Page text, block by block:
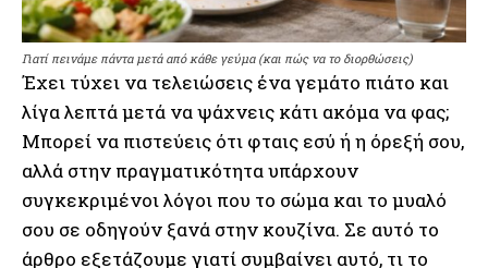
Γιατί πεινάμε πάντα μετά από κάθε γεύμα (και πώς να το διορθώσεις)
Έχει τύχει να τελειώσεις ένα γεμάτο πιάτο και
λίγα λεπτά μετά να ψάχνεις κάτι ακόμα να φας;
Μπορεί να πιστεύεις ότι φταις εσύ ή η όρεξή σου,
αλλά στην πραγματικότητα υπάρχουν
συγκεκριμένοι λόγοι που το σώμα και το μυαλό
σου σε οδηγούν ξανά στην κουζίνα. Σε αυτό το
άρθρο εξετάζουμε γιατί συμβαίνει αυτό, τι το